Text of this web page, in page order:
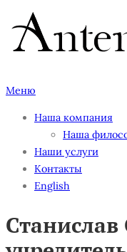
Перейти
содержимому
Меню
Наша компания
Наша
Наши услуги
Контакты
English